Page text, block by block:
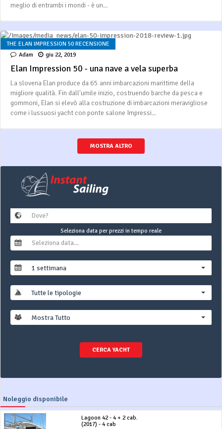
meglio di entrambi i mondi - è un...
THE ELAN IMPRESSION 50 RECENSIONE
Adam
giu 22, 2019
Elan Impression 50 - una nave a vela superba
La slovena Elan produce da 65 anni imbarcazioni marittime della
migliore qualità. Fin dall'umile inizio, costruendo barche da pesca e
gommoni, Elan si elevò alla costruzione di imbarcazioni meravigliose
come i lussuosi yacht con ponte salone Impressi...
MOSTRA ALTRO
Seleziona data per prezzi in tempo reale
1 settimana
Tutte le tipologie
Mostra Tutto
CERCA YACHT
Noleggio disponibile
Lagoon 42 - 4 + 2 cab.
(2017) - 4 cab